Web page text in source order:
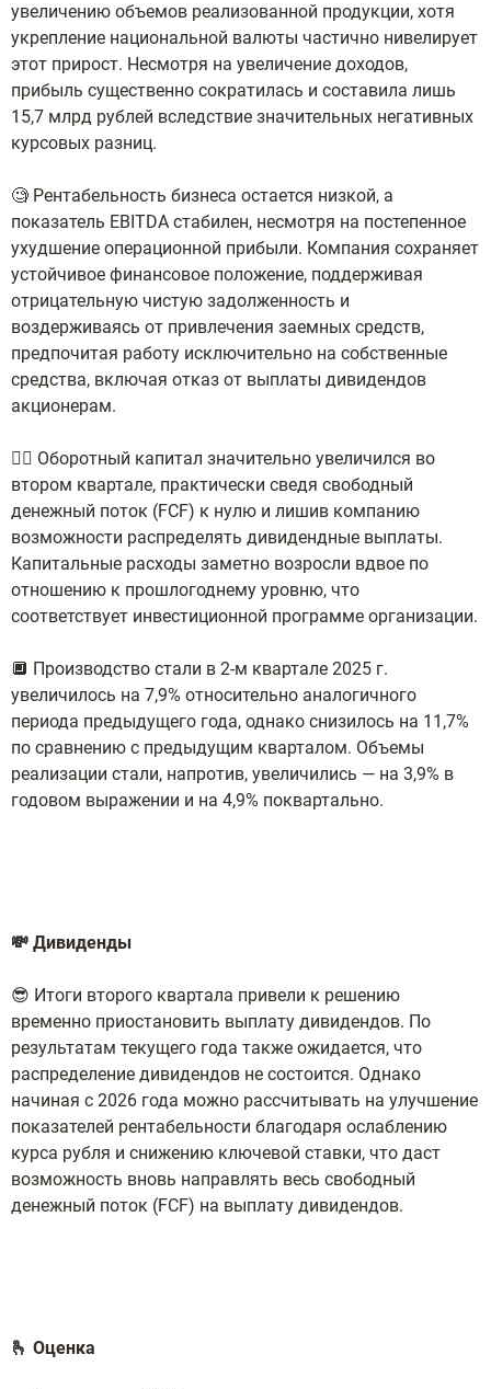
увеличению объемов реализованной продукции, хотя
укрепление национальной валюты частично нивелирует
этот прирост. Несмотря на увеличение доходов,
прибыль существенно сократилась и составила лишь
15,7 млрд рублей вследствие значительных негативных
курсовых разниц.
🧐 Рентабельность бизнеса остается низкой, а
показатель EBITDA стабилен, несмотря на постепенное
ухудшение операционной прибыли. Компания сохраняет
устойчивое финансовое положение, поддерживая
отрицательную чистую задолженность и
воздерживаясь от привлечения заемных средств,
предпочитая работу исключительно на собственные
средства, включая отказ от выплаты дивидендов
акционерам.
🤷‍♂️ Оборотный капитал значительно увеличился во
втором квартале, практически сведя свободный
денежный поток (FCF) к нулю и лишив компанию
возможности распределять дивидендные выплаты.
Капитальные расходы заметно возросли вдвое по
отношению к прошлогоднему уровню, что
соответствует инвестиционной программе организации.
🔲 Производство стали в 2-м квартале 2025 г.
увеличилось на 7,9% относительно аналогичного
периода предыдущего года, однако снизилось на 11,7%
по сравнению с предыдущим кварталом. Объемы
реализации стали, напротив, увеличились — на 3,9% в
годовом выражении и на 4,9% поквартально.
💸 Дивиденды
😎 Итоги второго квартала привели к решению
временно приостановить выплату дивидендов. По
результатам текущего года также ожидается, что
распределение дивидендов не состоится. Однако
начиная с 2026 года можно рассчитывать на улучшение
показателей рентабельности благодаря ослаблению
курса рубля и снижению ключевой ставки, что даст
возможность вновь направлять весь свободный
денежный поток (FCF) на выплату дивидендов.
🫰 Оценка